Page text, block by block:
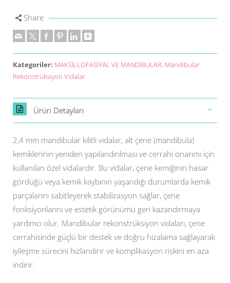
Share
Kategoriler: MAKSİLLOFASİYAL VE MANDİBULAR, Mandibular
Rekonstrüksiyon Vidalar
Ürün Detayları
2,4 mm mandibular kilitli vidalar, alt çene (mandibula)
kemiklerinin yeniden yapılandırılması ve cerrahi onarımı için
kullanılan özel vidalardır. Bu vidalar, çene kemiğinin hasar
gördüğü veya kemik kaybının yaşandığı durumlarda kemik
parçalarını sabitleyerek stabilizasyon sağlar, çene
fonksiyonlarını ve estetik görünümü geri kazandırmaya
yardımcı olur. Mandibular rekonstrüksiyon vidaları, çene
cerrahisinde güçlü bir destek ve doğru hizalama sağlayarak
iyileşme sürecini hızlandırır ve komplikasyon riskini en aza
indirir.